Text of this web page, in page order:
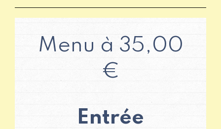
Menu à 35,00
€
Entrée